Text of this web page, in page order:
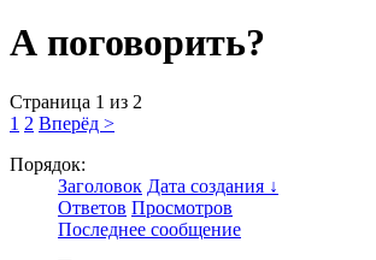
А поговорить?
Страница 1 из 2
1 2 Вперёд >
Порядок:
Заголовок Дата создания ↓
Ответов Просмотров
Последнее сообщение